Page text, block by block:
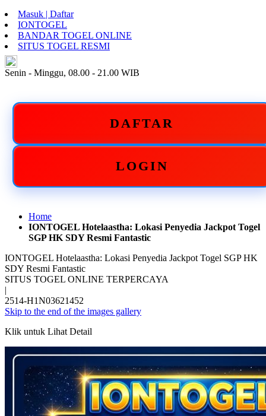
Masuk | Daftar
IONTOGEL
BANDAR TOGEL ONLINE
SITUS TOGEL RESMI
Senin - Minggu, 08.00 - 21.00 WIB
DAFTAR
LOGIN
Home
IONTOGEL Hotelaastha: Lokasi Penyedia Jackpot Togel
SGP HK SDY Resmi Fantastic
IONTOGEL Hotelaastha: Lokasi Penyedia Jackpot Togel SGP HK
SDY Resmi Fantastic
SITUS TOGEL ONLINE TERPERCAYA
|
2514-H1N03621452
Skip to the end of the images gallery
Klik untuk Lihat Detail